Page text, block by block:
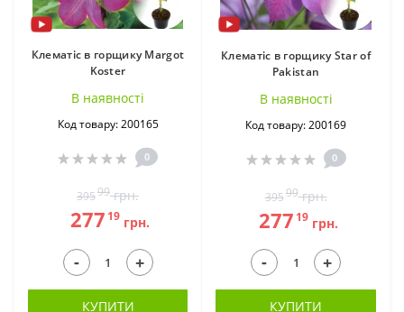
Клематіс в горщику Margot
Koster
В наявностi
Код товару: 200165
0
39599грн.
277 19 грн.
- +
КУПИТИ
Клематіс в горщику Star of
Pakistan
В наявностi
Код товару: 200169
0
39599грн.
277 19грн.
- +
КУПИТИ